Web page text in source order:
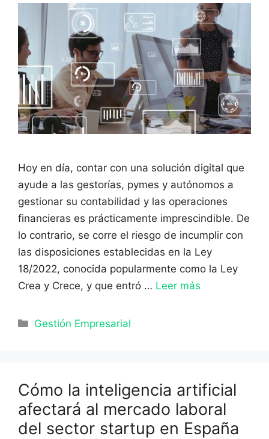
Hoy en día, contar con una solución digital que
ayude a las gestorías, pymes y autónomos a
gestionar su contabilidad y las operaciones
financieras es prácticamente imprescindible. De
lo contrario, se corre el riesgo de incumplir con
las disposiciones establecidas en la Ley
18/2022, conocida popularmente como la Ley
Crea y Crece, y que entró … Leer más
Categorías
Gestión Empresarial
Cómo la inteligencia artificial
afectará al mercado laboral
del sector startup en España